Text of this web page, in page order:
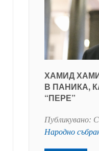
ХАМИД
В ПАНИКА,
“ПЕРЕ”
Публикувано:
Народно